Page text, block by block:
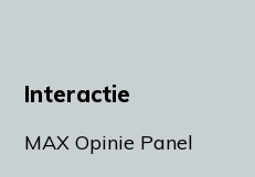
Interactie
MAX Opinie Panel